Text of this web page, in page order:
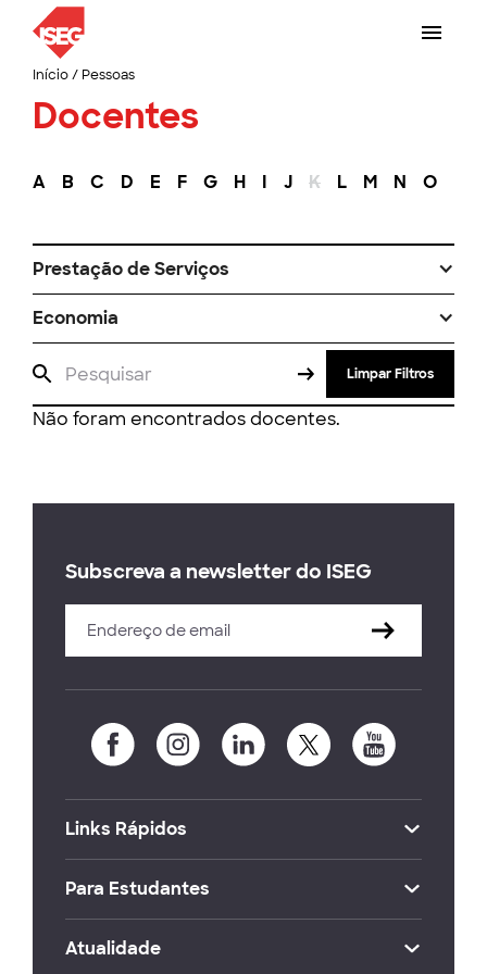
Início/ Pessoas
Docentes
A B C D E F G H I J K L M N O
Prestação de Serviços
Economia
Limpar Filtros
Não foram encontrados docentes.
Subscreva a newsletter do ISEG
Links Rápidos
Para Estudantes
Atualidade